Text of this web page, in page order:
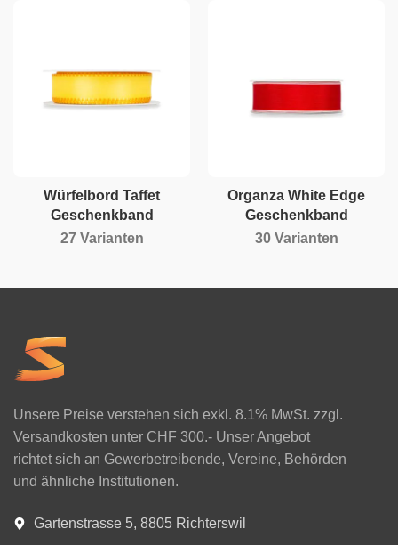
Würfelbord Taffet
Geschenkband
27 Varianten
Organza White Edge
Geschenkband
30 Varianten
Unsere Preise verstehen sich exkl. 8.1% MwSt. zzgl.
Versandkosten unter CHF 300.- Unser Angebot
richtet sich an Gewerbetreibende, Vereine, Behörden
und ähnliche Institutionen.
Gartenstrasse 5, 8805 Richterswil